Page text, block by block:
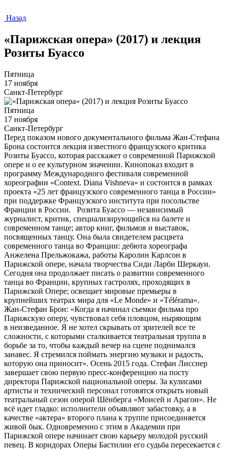
Назад
«Парижская опера» (2017) и лекция
Розиты Буассо
Пятница
17 ноября
Санкт-Петербург
Пятница
17 ноября
Санкт-Петербург
Перед показом нового документального фильма Жан-Стефана
Брона состоится лекция известного французского критика
Розиты Буассо, которая расскажет о современной Парижской
опере и о ее культурном значении. Кинопоказ входит в
программу Международного фестиваля современной
хореографии «Context. Diana Vishneva» и состоится в рамках
проекта «25 лет французского современного танца в России»
при поддержке Французского института при посольстве
Франции в России. Розита Буассо — независимый
журналист, критик, специализирующийся на балете и
современном танце; автор книг, фильмов и выставок,
посвященных танцу. Она была свидетелем расцвета
современного танца во Франции: дебюта хореографа
Анжелена Прельжокажа, работы Каролин Карлсон в
Парижской опере, начала творчества Сиди Ларби Шеркауи.
Сегодня она продолжает писать о развитии современного
танца во Франции, крупных гастролях, проходящих в
Парижской Опере; освещает мировые премьеры в
крупнейших театрах мира для «Le Monde» и «Télérama».
Жан-Стефан Брон: «Когда я начинал съемки фильма про
Парижскую оперу, чувствовал себя пловцом, ныряющим
в неизведанное. Я не хотел скрывать от зрителей все те
сложности, с которыми сталкивается театральная труппа в
борьбе за то, чтобы каждый вечер на сцене поднимался
занавес. Я стремился поймать энергию музыки и радость,
которую она приносит». Осень 2015 года. Стефан Лисснер
завершает свою первую пресс-конференцию на посту
директора Парижской национальной оперы. За кулисами
артисты и технический персонал готовятся открыть новый
театральный сезон оперой Шёнберга «Моисей и Арагон». Не
всё идет гладко: исполнители объявляют забастовку, а в
качестве «актера» второго плана к труппе присоединяется
живой бык. Одновременно с этим в Академии при
Парижской опере начинает свою карьеру молодой русский
певец. В коридорах Оперы Бастилии его судьба пересекается с